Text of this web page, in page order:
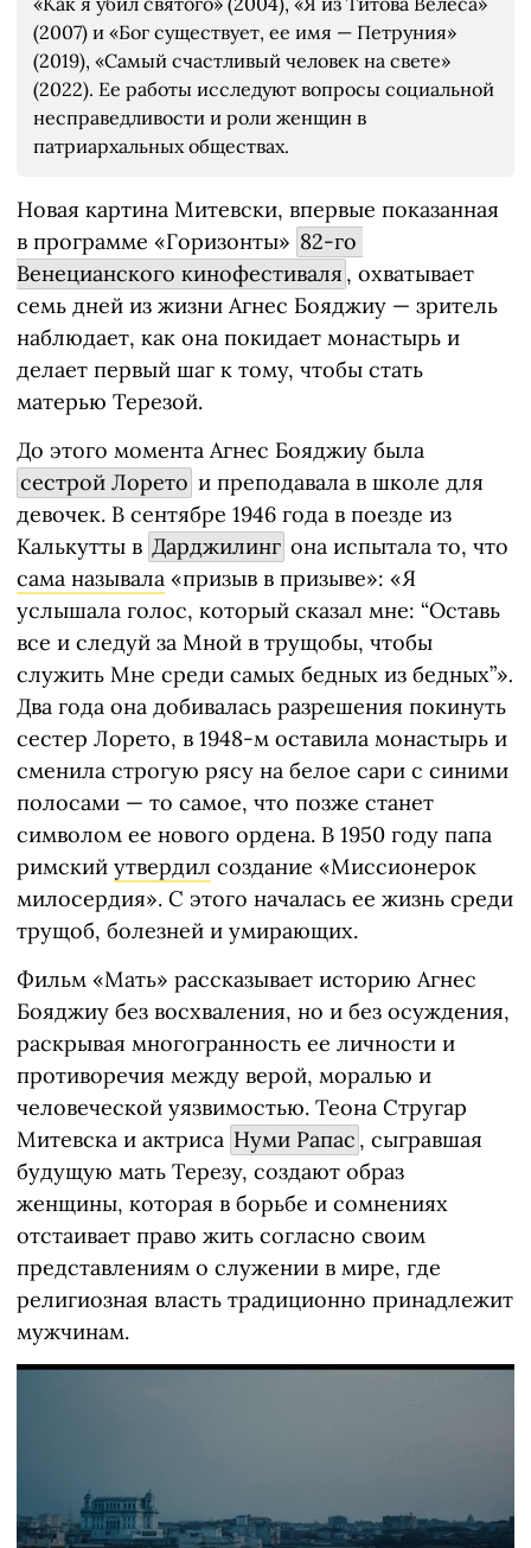
(2007) и «Бог существует, ее имя — Петруния»
(2019), «Самый счастливый человек на свете»
(2022). Ее работы исследуют вопросы социальной
несправедливости и роли женщин в
патриархальных обществах.
Новая картина Митевски, впервые показанная
в программе «Горизонты» 82-го
Венецианского кинофестиваля , охватывает
семь дней из жизни Агнес Бояджиу — зритель
наблюдает, как она покидает монастырь и
делает первый шаг к тому, чтобы стать
матерью Терезой.
До этого момента Агнес Бояджиу была
сестрой Лорето и преподавала в школе для
девочек. В сентябре 1946 года в поезде из
Калькутты в Дарджилинг она испытала то, что
сама называла «призыв в призыве»: «Я
услышала голос, который сказал мне: “Оставь
все и следуй за Мной в трущобы, чтобы
служить Мне среди самых бедных из бедных”».
Два года она добивалась разрешения покинуть
сестер Лорето, в 1948-м оставила монастырь и
сменила строгую рясу на белое сари с синими
полосами — то самое, что позже станет
символом ее нового ордена. В 1950 году папа
римский утвердил создание «Миссионерок
милосердия». С этого началась ее жизнь среди
трущоб, болезней и умирающих.
Фильм «Мать» рассказывает историю Агнес
Бояджиу без восхваления, но и без осуждения,
раскрывая многогранность ее личности и
противоречия между верой, моралью и
человеческой уязвимостью. Теона Стругар
Митевска и актриса Нуми Рапас , сыгравшая
будущую мать Терезу, создают образ
женщины, которая в борьбе и сомнениях
отстаивает право жить согласно своим
представлениям о служении в мире, где
религиозная власть традиционно принадлежит
мужчинам.